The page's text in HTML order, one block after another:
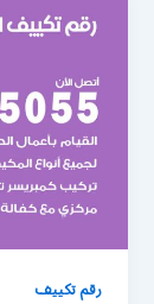
رقم تكييف